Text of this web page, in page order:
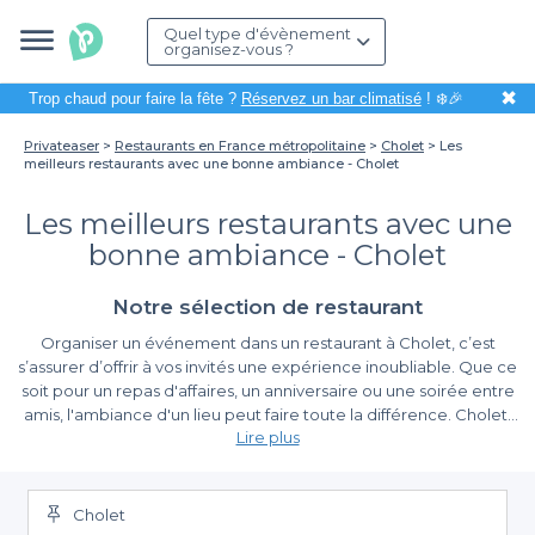
Quel type d'évènement
organisez-vous ?
Trop chaud pour faire la fête ? Réservez un bar climatisé! ❄️🎉 ✖
Privateaser Restaurants en France métropolitaine Cholet
Les
meilleurs restaurants avec une bonne ambiance - Cholet
Les meilleurs restaurants avec une
bonne ambiance - Cholet
Notre sélection de restaurant
Organiser un événement dans un restaurant à Cholet, c’est
s’assurer d’offrir à vos invités une expérience inoubliable. Que ce
soit pour un repas d'affaires, un anniversaire ou une soirée entre
amis, l'ambiance d'un lieu peut faire toute la différence. Cholet,
avec son riche patrimoine et ses magnifiques places, est
cuisine et atmosphère conviviale.
Les avantages de choisir Privateaser pour votre
Lire plus
Cholet